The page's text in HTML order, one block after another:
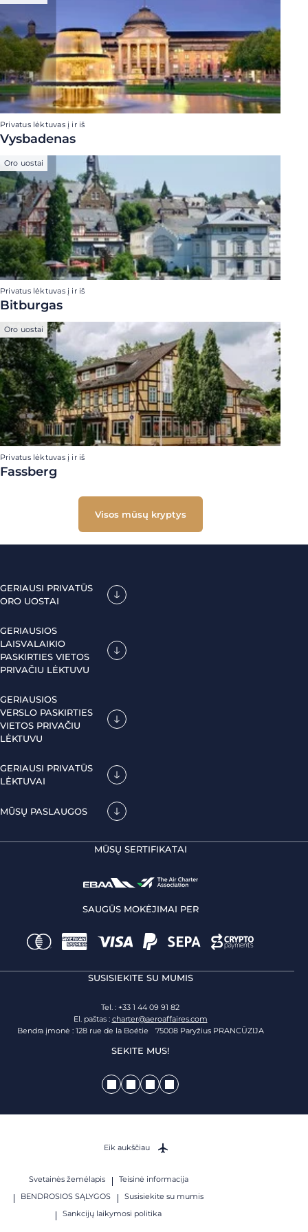
Privatus lėktuvas į ir iš
Vysbadenas
Oro uostai
Privatus lėktuvas į ir iš
Bitburgas
Oro uostai
Privatus lėktuvas į ir iš
Fassberg
Visos mūsų kryptys
GERIAUSI PRIVATŪS
ORO UOSTAI
GERIAUSIOS
LAISVALAIKIO
PASKIRTIES VIETOS
PRIVAČIU LĖKTUVU
GERIAUSIOS
VERSLO PASKIRTIES
VIETOS PRIVAČIU
LĖKTUVU
GERIAUSI PRIVATŪS
LĖKTUVAI
MŪSŲ PASLAUGOS
MŪSŲ SERTIFIKATAI
SAUGŪS MOKĖJIMAI PER
SUSISIEKITE SU MUMIS
Tel. : +33 1 44 09 91 82
El. paštas : charter@aeroaffaires.com
Bendra įmonė : 128 rue de la Boétie 75008 Paryžius PRANCŪZIJA
SEKITE MUS!
Svetainės žemėlapis
Teisinė informacija
BENDROSIOS SĄLYGOS
Susisiekite su mumis
Sankcijų laikymosi politika
Eik aukščiau